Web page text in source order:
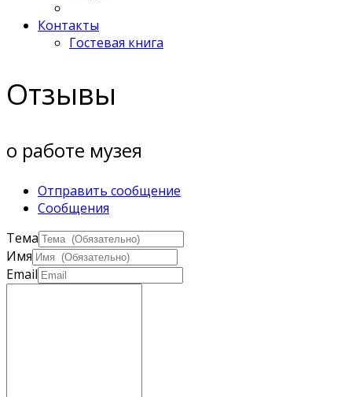
Контакты
Гостевая книга
Отзывы
о работе музея
Отправить сообщение
Сообщения
Тема
Имя
Email